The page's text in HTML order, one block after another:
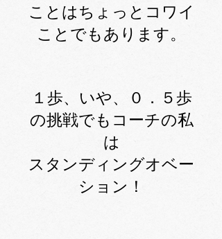
ことはちょっとコワイ
ことでもあります。
１歩、いや、０．５歩
の挑戦でもコーチの私
は
スタンディングオベー
ション！